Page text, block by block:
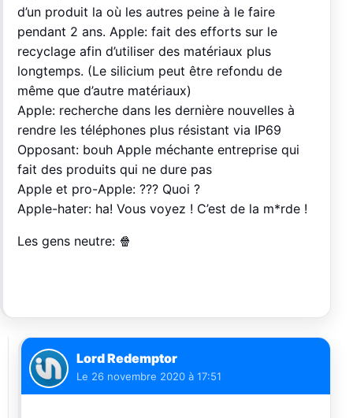
d’un produit la où les autres peine à le faire
pendant 2 ans. Apple: fait des efforts sur le
recyclage afin d’utiliser des matériaux plus
longtemps. (Le silicium peut être refondu de
même que d’autre matériaux)
Apple: recherche dans les dernière nouvelles à
rendre les téléphones plus résistant via IP69
Opposant: bouh Apple méchante entreprise qui
fait des produits qui ne dure pas
Apple et pro-Apple: ??? Quoi ?
Apple-hater: ha! Vous voyez ! C’est de la m*rde !
Les gens neutre: 🍿
Lord Redemptor
Le 26 novembre 2020 à 17:51